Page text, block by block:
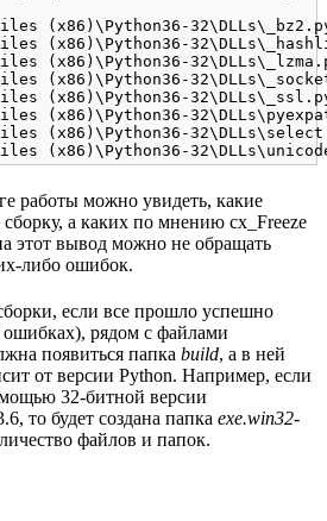
(x86)\Python36-
(x86)\Python36-
(x86)\Python36-
(x86)\Python36-
(x86)\Python36-
(x86)\Python36-
(x86)\Python36-
работы можно увидеть, какие
а каких по мнению cx_Freeze
этот вывод можно не обращать
либо ошибок.
если все прошло успешно
рядом с файлами
появиться папка build, а в ней
от версии Python. Например, если
32-битной версии
то будет создана папка exe.win32-
файлов и папок.